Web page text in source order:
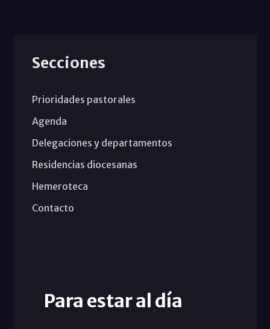
Secciones
Prioridades pastorales
Agenda
Delegaciones y departamentos
Residencias diocesanas
Hemeroteca
Contacto
Para estar al día